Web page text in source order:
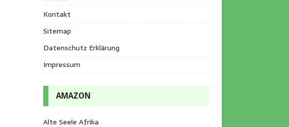
Kontakt
Sitemap
Datenschutz Erklärung
Impressum
AMAZON
Alte Seele Afrika